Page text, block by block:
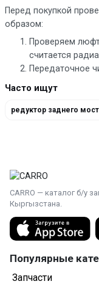
Перед покупкой
образом:
Проверяем
считается
Передаточное
задне- и
модификации.
Важно учитывать,
проверяются
масло нивелирует
Часто ищут
редуктор заднего
CARRO — каталог б/у
Кыргызстана.
Популярные
Запчасти